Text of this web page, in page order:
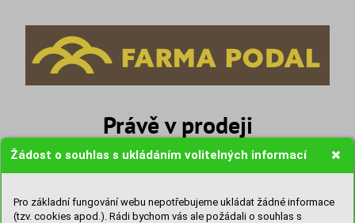
Žádost o souhlas s ukládáním volitelných informací
Pro základní fungování webu nepotřebujeme ukládat žádné informace
(tzv. cookies apod.). Rádi bychom vás ale požádali o souhlas s
Právě v prodeji
Vstupenky na Italský večer, 12. 6. 2026.